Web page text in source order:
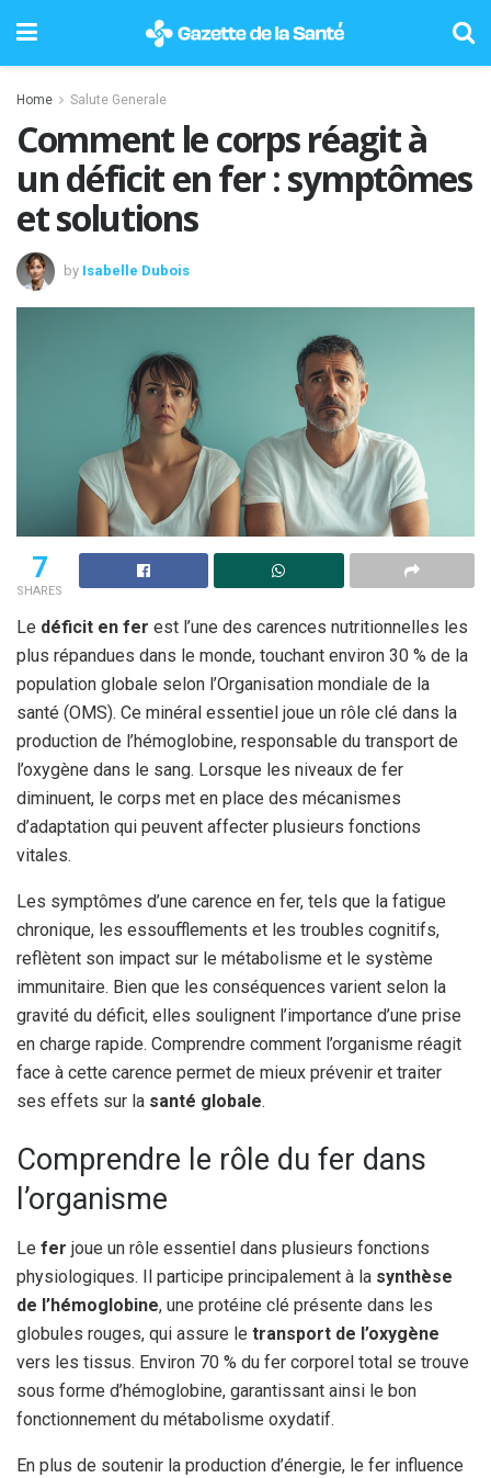
Home Salute Generale
Comment le corps réagit à
un déficit en fer : symptômes
et solutions
by Isabelle Dubois
7
SHARES
Le déficit en fer est l’une des carences nutritionnelles les
plus répandues dans le monde, touchant environ 30 % de la
population globale selon l’Organisation mondiale de la
santé (OMS). Ce minéral essentiel joue un rôle clé dans la
production de l’hémoglobine, responsable du transport de
l’oxygène dans le sang. Lorsque les niveaux de fer
diminuent, le corps met en place des mécanismes
d’adaptation qui peuvent affecter plusieurs fonctions
vitales.
Les symptômes d’une carence en fer, tels que la fatigue
chronique, les essoufflements et les troubles cognitifs,
reflètent son impact sur le métabolisme et le système
immunitaire. Bien que les conséquences varient selon la
gravité du déficit, elles soulignent l’importance d’une prise
en charge rapide. Comprendre comment l’organisme réagit
face à cette carence permet de mieux prévenir et traiter
ses effets sur la santé globale.
Comprendre le rôle du fer dans
l’organisme
Le fer joue un rôle essentiel dans plusieurs fonctions
physiologiques. Il participe principalement à la synthèse
de l’hémoglobine, une protéine clé présente dans les
globules rouges, qui assure le transport de l’oxygène
vers les tissus. Environ 70 % du fer corporel total se trouve
sous forme d’hémoglobine, garantissant ainsi le bon
fonctionnement du métabolisme oxydatif.
En plus de soutenir la production d’énergie, le fer influence